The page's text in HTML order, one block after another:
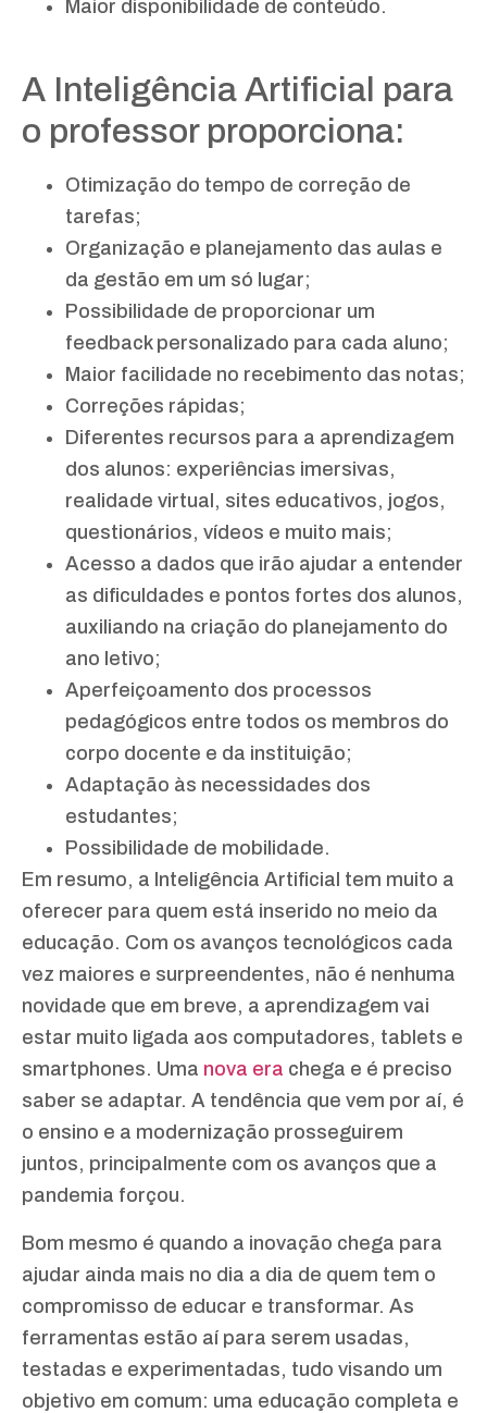
Maior disponibilidade de conteúdo.
A Inteligência Artificial para
o professor proporciona:
Otimização do tempo de correção de
tarefas;
Organização e planejamento das aulas e
da gestão em um só lugar;
Possibilidade de proporcionar um
feedback personalizado para cada aluno;
Maior facilidade no recebimento das notas;
Correções rápidas;
Diferentes recursos para a aprendizagem
dos alunos: experiências imersivas,
realidade virtual, sites educativos, jogos,
questionários, vídeos e muito mais;
Acesso a dados que irão ajudar a entender
as dificuldades e pontos fortes dos alunos,
auxiliando na criação do planejamento do
ano letivo;
Aperfeiçoamento dos processos
pedagógicos entre todos os membros do
corpo docente e da instituição;
Adaptação às necessidades dos
estudantes;
Possibilidade de mobilidade.
Em resumo, a Inteligência Artificial tem muito a
oferecer para quem está inserido no meio da
educação. Com os avanços tecnológicos cada
vez maiores e surpreendentes, não é nenhuma
novidade que em breve, a aprendizagem vai
estar muito ligada aos computadores, tablets e
smartphones. Uma nova era chega e é preciso
saber se adaptar. A tendência que vem por aí, é
o ensino e a modernização prosseguirem
juntos, principalmente com os avanços que a
pandemia forçou.
Bom mesmo é quando a inovação chega para
ajudar ainda mais no dia a dia de quem tem o
compromisso de educar e transformar. As
ferramentas estão aí para serem usadas,
testadas e experimentadas, tudo visando um
objetivo em comum: uma educação completa e